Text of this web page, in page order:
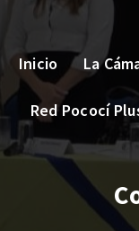
brindar bienestar y
Inicio La
Red Pococí